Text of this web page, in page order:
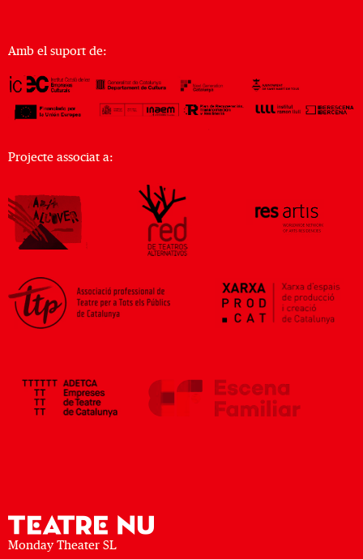
Amb el suport de:
Projecte associat a:
Monday Theater SL